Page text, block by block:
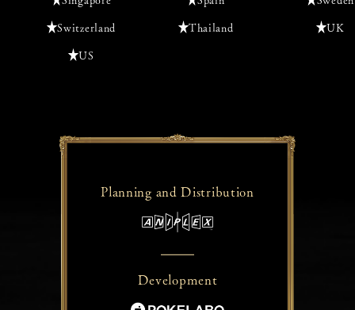
Switzerland Thailand UK
US
Planning andDistribution
Development